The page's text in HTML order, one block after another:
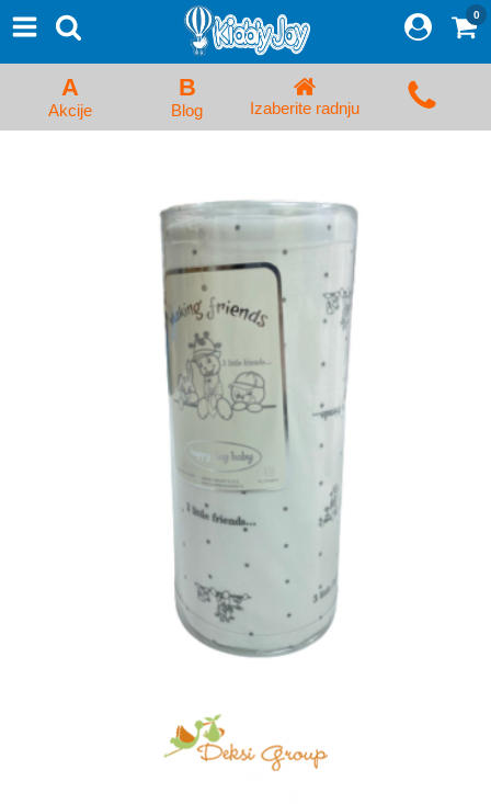
Proizvodi
Početna Prijava/Registracija
Kolica za bebe i dečija kolica
Kreveci, ljuljaške i ležaljke
Kadice, noše i adapteri
Hranilice, flašice i cucle
Monitori, Ogradice i tricikli
Posteljine, vrećice i baldahini
Igračke za bebe i decu
0
A
Akcije
B
Blog Izaberite radnju